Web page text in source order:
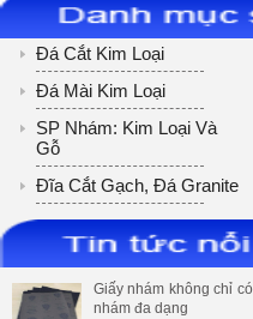
Đá Cắt Kim Loại
Đá Mài Kim Loại
SP Nhám: Kim Loại Và
Gỗ
Đĩa Cắt Gạch, Đá Granite
Giấy nhám không chỉ
nhám đa dạng